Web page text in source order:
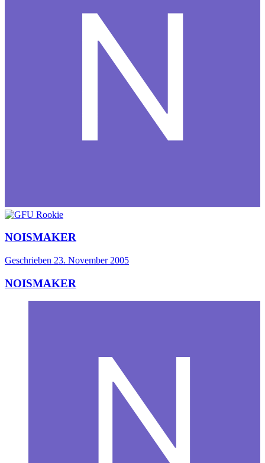
NOISMAKER
Geschrieben 23. November 2005
NOISMAKER